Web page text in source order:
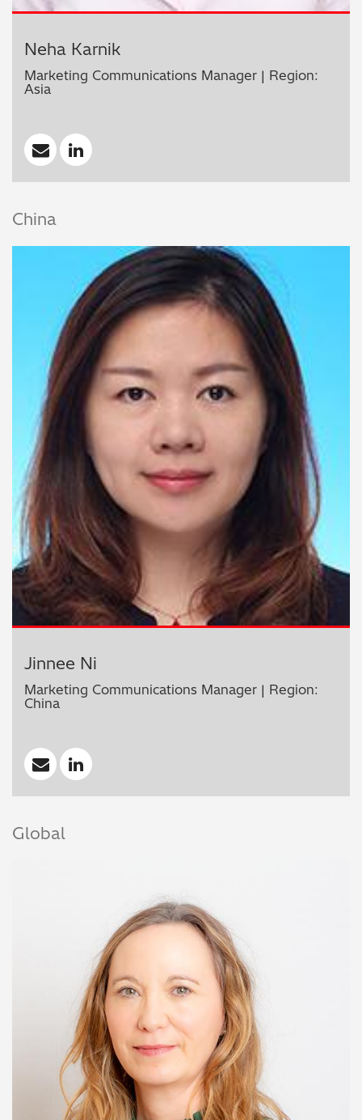
Neha Karnik
Marketing Communications Manager | Region:
Asia
China
Jinnee Ni
Marketing Communications Manager | Region:
China
Global